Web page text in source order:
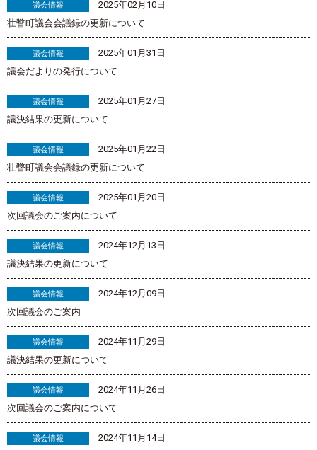
議会情報
2025年02月10日
壮瞥町議会会議録の更新について
議会情報
2025年01月31日
議会だよりの発行について
議会情報
2025年01月27日
議決結果の更新について
議会情報
2025年01月22日
壮瞥町議会会議録の更新について
議会情報
2025年01月20日
次回議会のご案内について
議会情報
2024年12月13日
議決結果の更新について
議会情報
2024年12月09日
次回議会のご案内
議会情報
2024年11月29日
議決結果の更新について
議会情報
2024年11月26日
次回議会のご案内について
議会情報
2024年11月14日